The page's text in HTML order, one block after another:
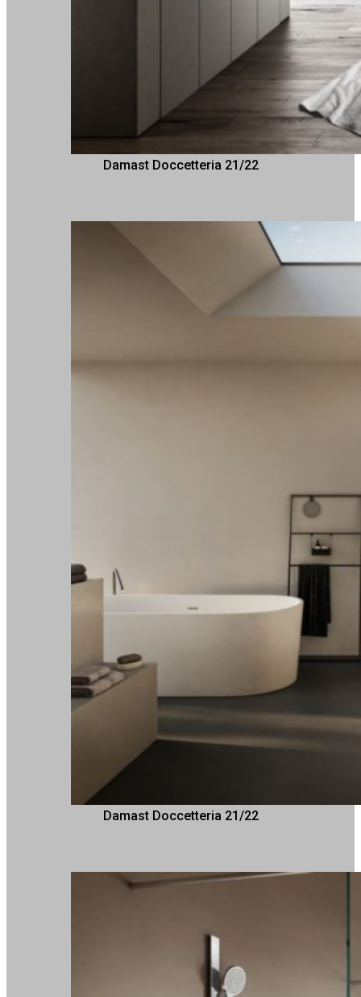
Damast Doccetteria 21/22
Damast Doccetteria 21/22